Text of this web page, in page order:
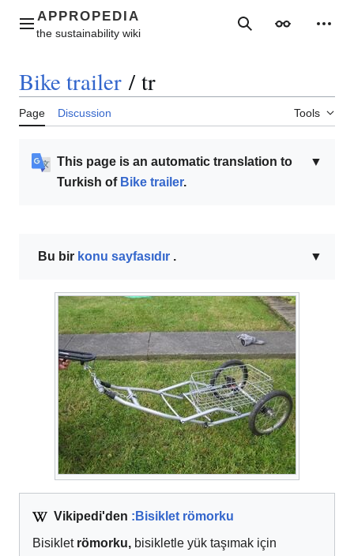
contentMain menu SearchAppearance
Bike trailer / tr
Page Discussion Tools
▼
This page is an automatic translation to
Turkish of Bike trailer.
▼
Bu bir konu sayfasıdır .
Vikipedi'den :Bisiklet römorku
Bisiklet römorku, bisikletle yük taşımak için